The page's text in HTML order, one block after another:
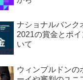
ナショナルバンク
2021の賞金とポ
いて
ウィンブルドンの